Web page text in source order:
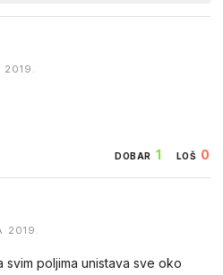
DOBAR 1 LOŠ 0
2019.
poljima unistava sve oko